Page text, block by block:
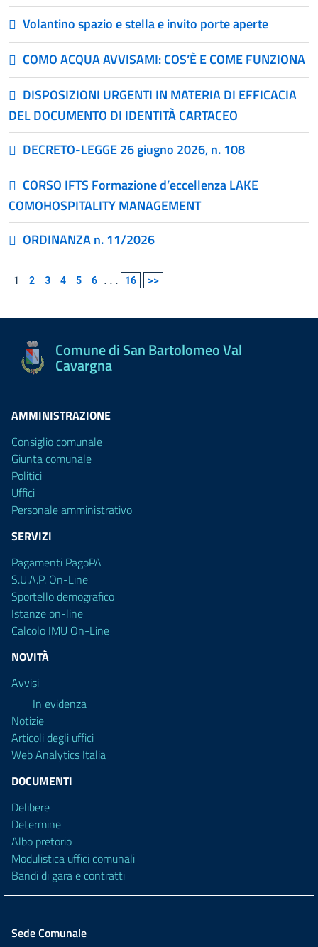
Volantino spazio e stella e invito porte aperte
COMO ACQUA AVVISAMI: COS’È E COME FUNZIONA
DISPOSIZIONI URGENTI IN MATERIA DI EFFICACIA
DEL DOCUMENTO DI IDENTITÀ CARTACEO
DECRETO-LEGGE 26 giugno 2026, n. 108
CORSO IFTS Formazione d’eccellenza LAKE
COMOHOSPITALITY MANAGEMENT
ORDINANZA n. 11/2026
1 2 3 4 5 6 ... 16 >>
Comune di San Bartolomeo Val
Cavargna
AMMINISTRAZIONE
Consiglio comunale
Giunta comunale
Politici
Uffici
Personale amministrativo
SERVIZI
Pagamenti PagoPA
S.U.A.P. On-Line
Sportello demografico
Istanze on-line
Calcolo IMU On-Line
NOVITÀ
Avvisi
In evidenza
Notizie
Articoli degli uffici
Web Analytics Italia
DOCUMENTI
Delibere
Determine
Albo pretorio
Modulistica uffici comunali
Bandi di gara e contratti
Sede Comunale